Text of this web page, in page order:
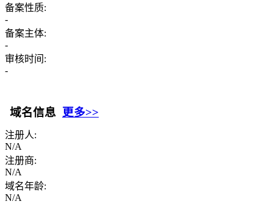
备案性质:
-
备案主体:
-
审核时间:
-
域名信息 更多>>
注册人:
N/A
注册商:
N/A
域名年龄:
N/A